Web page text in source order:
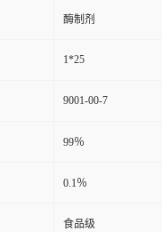
酶制剂
1*25
9001-00-7
99％
0.1％
食品级